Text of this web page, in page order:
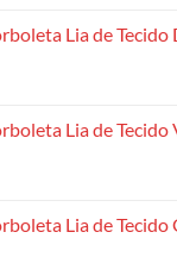
Lia de Tecido
Lia de Tecido
Lia de Tecido